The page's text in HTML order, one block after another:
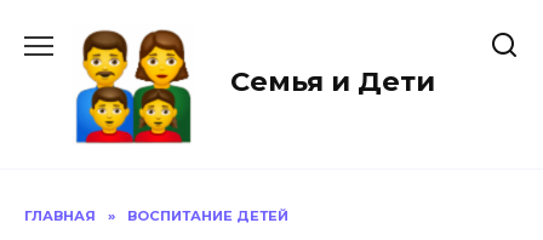
содержанию
Семья и Дети
ГЛАВНАЯ » ВОСПИТАНИЕ ДЕТЕЙ